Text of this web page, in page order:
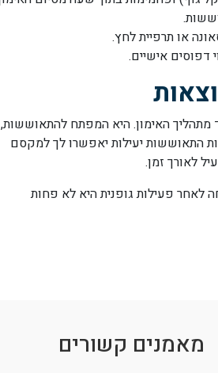
או תרפיית לחץ.
דפוסים אישיים.
האימון. היא המפתח להתאוששות,
התאוששות יעילות יאפשרו לך למקסם
לאורך זמן.
פעילות גופנית היא לא פחות
מאמנים קשורים